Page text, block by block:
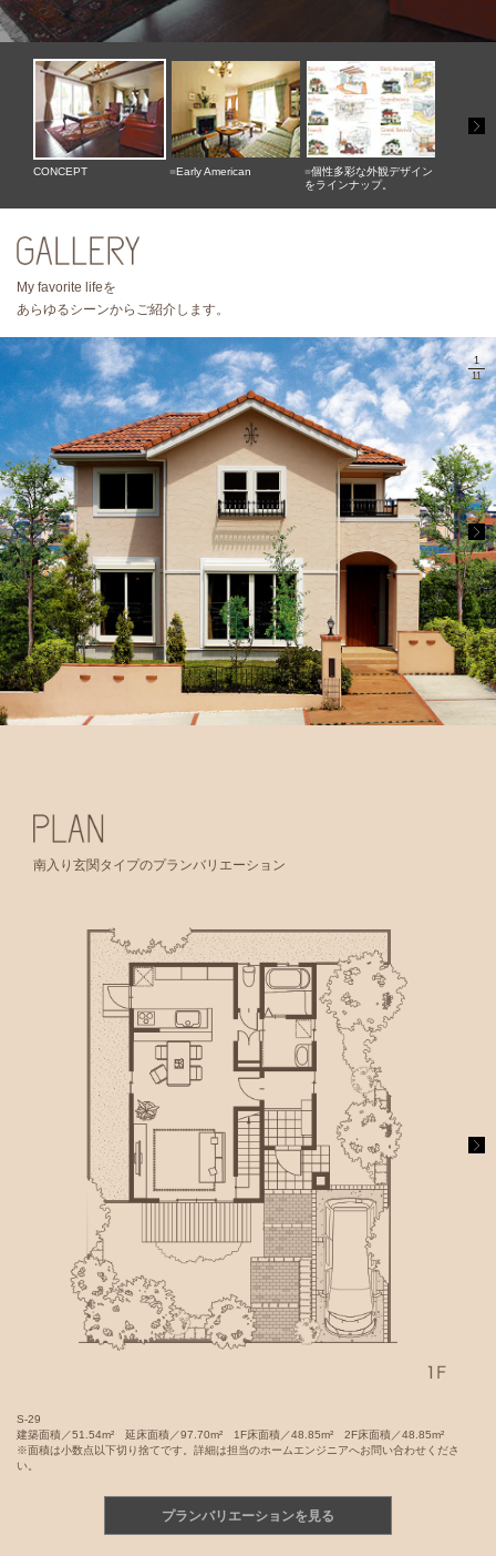
CONCEPT ■Early American ■個性多彩な外観デザイン
をラインナップ。
My favorite lifeを
あらゆるシーンからご紹介します。
1
11
南入り玄関タイプのプランバリエーション
S-29
建築面積／51.54m² 延床面積／97.70m² 1F床面積／48.85m² 2F床面積／48.85m²
※面積は小数点以下切り捨てです。詳細は担当のホームエンジニアへお問い合わせくださ
い。
プランバリエーションを見る